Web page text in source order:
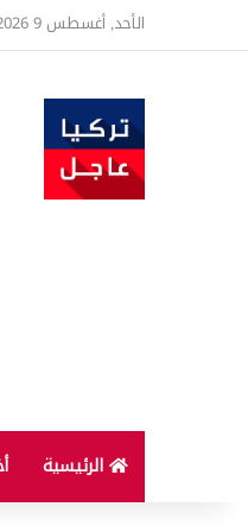
الأحد, أغسطس 9 2026
الرئيسية